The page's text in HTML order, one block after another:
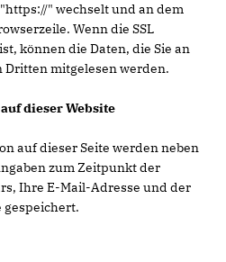
" wechselt und an dem
Wenn die SSL
können die Daten, die Sie an
mitgelesen werden.
dieser Website
auf dieser Seite werden neben
zum Zeitpunkt der
Ihre E-Mail-Adresse und der
gespeichert.